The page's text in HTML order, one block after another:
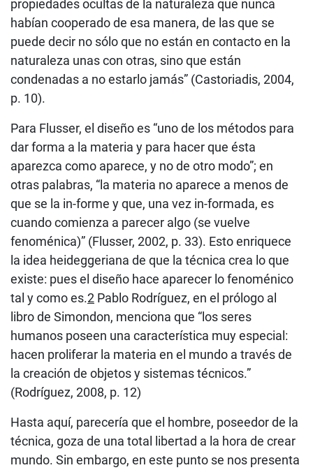
propiedades ocultas de la naturaleza que nunca
habían cooperado de esa manera, de las que se
puede decir no sólo que no están en contacto en la
naturaleza unas con otras, sino que están
condenadas a no estarlo jamás” (Castoriadis, 2004,
p. 10).
Para Flusser, el diseño es “uno de los métodos para
dar forma a la materia y para hacer que ésta
aparezca como aparece, y no de otro modo”; en
otras palabras, “la materia no aparece a menos de
que se la in-forme y que, una vez in-formada, es
cuando comienza a parecer algo (se vuelve
fenoménica)” (Flusser, 2002, p. 33). Esto enriquece
la idea heideggeriana de que la técnica crea lo que
existe: pues el diseño hace aparecer lo fenoménico
tal y como es.2 Pablo Rodríguez, en el prólogo al
libro de Simondon, menciona que “los seres
humanos poseen una característica muy especial:
hacen proliferar la materia en el mundo a través de
la creación de objetos y sistemas técnicos.”
(Rodríguez, 2008, p. 12)
Hasta aquí, parecería que el hombre, poseedor de la
técnica, goza de una total libertad a la hora de crear
mundo. Sin embargo, en este punto se nos presenta